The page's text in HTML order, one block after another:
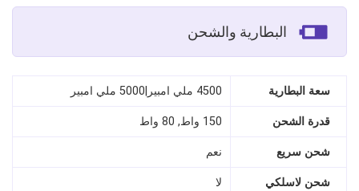
البطارية والشحن
سعة البطارية 4500 ملي امبير|5000 ملي امبير
قدرة الشحن 150 واط, 80 واط
شحن سريع نعم
شحن لاسلكي لا